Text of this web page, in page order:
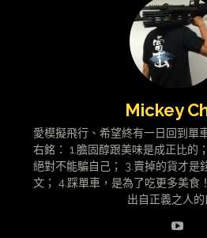
Mickey
愛模擬飛行、希望終有一日回到單
右銘： 1.膽固醇跟美味是成正比的
絕對不能騙自己； 3.賣掉的貨才是
文； 4.踩單車，是為了吃更多美食
出自正義之人的